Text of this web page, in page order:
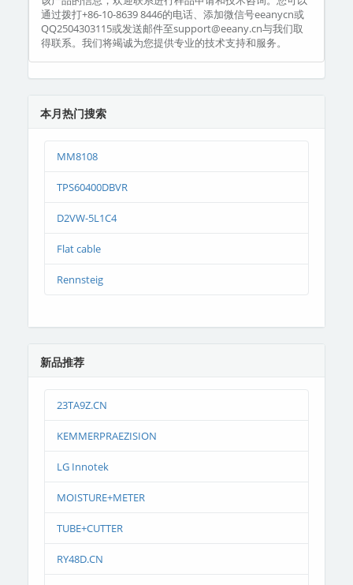
通过拨打+86-10-8639 8446的电话、添加微信号eeanycn或
QQ2504303115或发送邮件至support@eeany.cn与我们取
得联系。我们将竭诚为您提供专业的技术支持和服务。
本月热门搜索
MM8108
TPS60400DBVR
D2VW-5L1C4
Flat cable
Rennsteig
新品推荐
23TA9Z.CN
KEMMERPRAEZISION
LG Innotek
MOISTURE+METER
TUBE+CUTTER
RY48D.CN